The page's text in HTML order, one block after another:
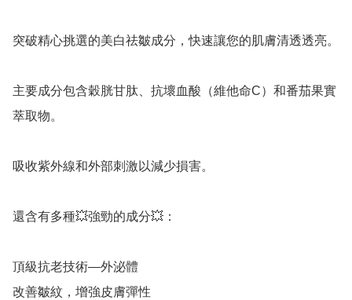
突破精心挑選的美白祛皺成分，快速讓您的肌膚清透透亮。
主要成分包含穀胱甘肽、抗壞血酸（維他命C）和番茄果實
萃取物。
吸收紫外線和外部刺激以減少損害。
還含有多種💥強勁的成分💥：
頂級抗老技術—外泌體
改善皺紋，增強皮膚彈性